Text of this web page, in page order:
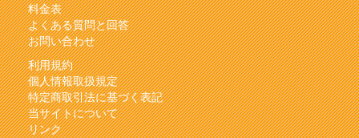
料金表
よくある質問と回答
お問い合わせ
利用規約
個人情報取扱規定
特定商取引法に基づく表記
当サイトについて
リンク